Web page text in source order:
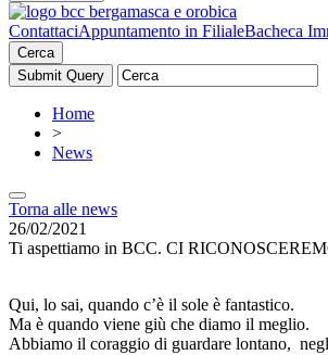
ContattaciAppuntamento in FilialeBacheca
Cerca
Home
>
News
Torna alle news
26/02/2021
Ti aspettiamo in BCC. CI
Qui, lo sai, quando c’è il sole è fantastico.
Ma è quando viene giù che diamo il meglio.
Abbiamo il coraggio di guardare lontano,